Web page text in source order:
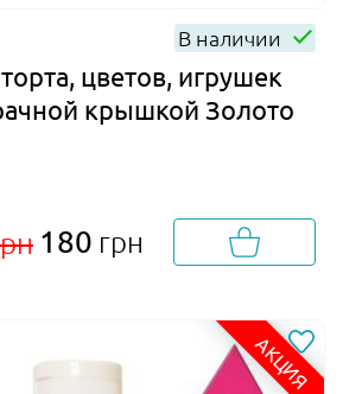
В наличии
цветов, игрушек
крышкой Золото
180 грн
АКЦИЯ